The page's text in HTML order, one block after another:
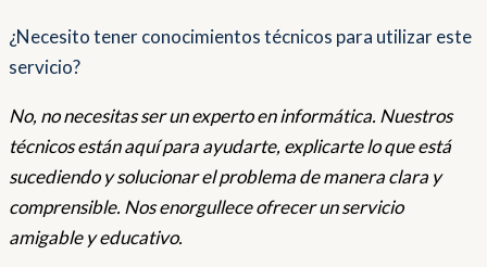
¿Necesito tener conocimientos técnicos para utilizar este
servicio?
No, no necesitas ser un experto en informática. Nuestros
técnicos están aquí para ayudarte, explicarte lo que está
sucediendo y solucionar el problema de manera clara y
comprensible. Nos enorgullece ofrecer un servicio
amigable y educativo.